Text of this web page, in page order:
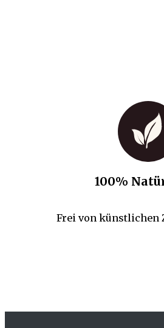
100%
Frei von künstlichen